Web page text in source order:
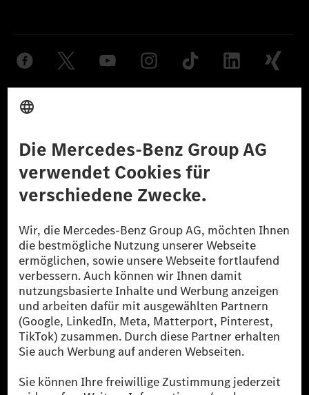
© 2026 Mercedes-Benz Group AG. Alle Rechte vorbehalten.
reduzierte CO₂-Emissionen bei der Mercedes-Benz Group durch
zertifizierte Ausgleichsprojekte kompensiert werden.
[2] Renewable Charging ist ein integraler Bestandteil von MB.CHARGE
Public in Europa, den USA, Kanada und China. Sofern an der jeweiligen
Ladestation noch kein Strom aus erneuerbaren Energien vorliegt,
verwendet Renewable Charging Grünstromzertifikate*. Diese stellen
sicher, dass für Ladevorgänge über MB.CHARGE Public eine äquivalente
Strommenge aus erneuerbaren Energien ins Stromnetz eingespeist wird.
Sie stammen ausschließlich aus Wind- und Solarkraftanlagen, die jünger
als sechs Jahre sind.
* Inkl. EKOenergy Ökolabel
* Die angegebenen Werte wurden nach dem vorgeschriebenen
Messverfahren WLTP (Worldwide harmonised Light vehicles Test